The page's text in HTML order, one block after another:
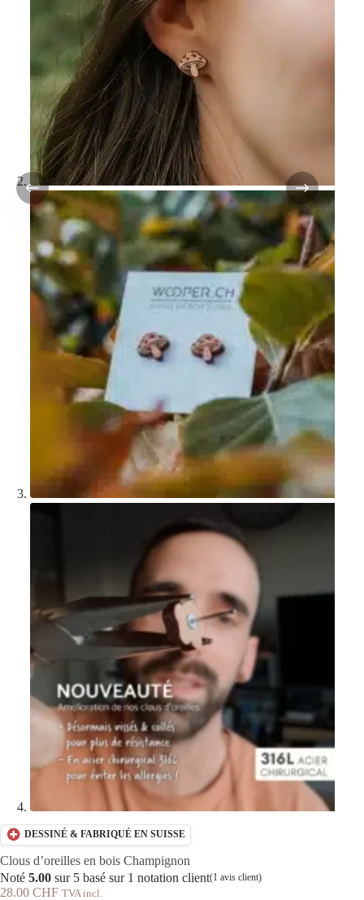
DESSINÉ & FABRIQUÉ EN SUISSE
Clous d’oreilles en bois Champignon
Noté 5.00 sur 5 basé sur 1 notation client(1 avis client)
28.00 CHF TVA incl.